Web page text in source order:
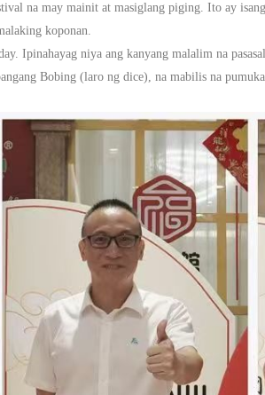
na may mainit at masiglang piging. Ito ay isang
koponan.
Ipinahayag niya ang kanyang malalim na
Bobing (laro ng dice), na mabilis na